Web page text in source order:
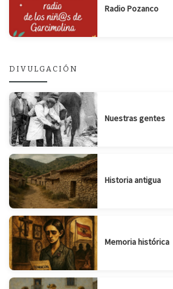
Radio Pozanco
DIVULGACIÓN
Nuestras gentes
Historia antigua
Memoria histórica